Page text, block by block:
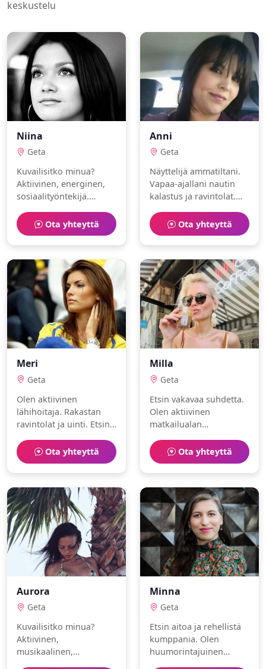
keskustelu
Niina
Geta
Kuvailisitko minua?
Aktiivinen, energinen,
sosiaalityöntekijä.
purjehdus.Ota yhteyttä
Anni
Geta
Näyttelijä ammatiltani.
Vapaa-ajallani nautin
kalastus ja ravintolat.
rauhallinen. Haluaisin
löytää jonkun jakamaan
arjen ilot.
Ota yhteyttä
Meri
Geta
Olen aktiivinen
lähihoitaja. Rakastan
ravintolat ja uinti. Etsin
kumppania.Ota yhteyttä
Milla
Geta
Etsin vakavaa suhdetta.
Olen aktiivinen
matkailualan
nauttii leipominen ja
ratsastus.
Ota yhteyttä
Aurora
Geta
Kuvailisitko minua?
Aktiivinen,
musikaalinen,
Minna
Geta
Etsin aitoa ja rehellistä
kumppania. Olen
huumorintajuinen